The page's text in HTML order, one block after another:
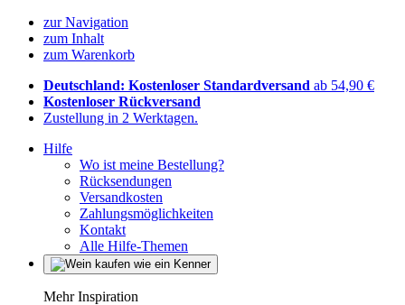
zur Navigation
zum Inhalt
zum Warenkorb
Deutschland: Kostenloser Standardversand ab 54,90 €
Kostenloser Rückversand
Zustellung in 2 Werktagen.
Hilfe
Wo ist meine Bestellung?
Rücksendungen
Versandkosten
Zahlungsmöglichkeiten
Kontakt
Alle Hilfe-Themen
Mehr Inspiration